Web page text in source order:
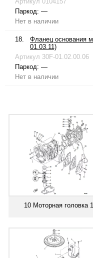
Паркод: —
Нет в наличии
18.
Фланец основания
01.03.11)
Артикул 30F-01.02.00.06
Паркод: —
Нет в наличии
10 Моторная головка 1